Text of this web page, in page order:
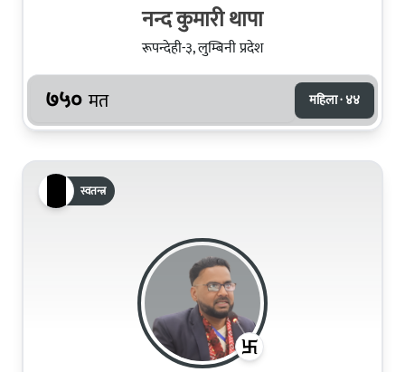
नन्द कुमारी थापा
रूपन्देही-३, लुम्बिनी प्रदेश
७५० मत महिला · ४४
स्वतन्त्र